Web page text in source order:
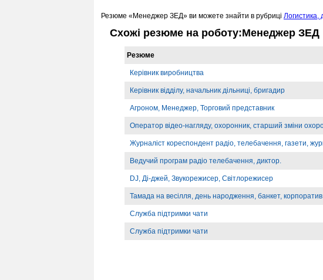
Резюме «Менеджер ЗЕД» ви можете знайти в рубриці Логистика,
Схожі резюме на роботу:Менеджер ЗЕД
Резюме
Керівник виробництва
Керівник відділу, начальник дільниці, бригадир
Агроном, Менеджер, Торговий представник
Оператор відео-нагляду, охоронник, старший зміни
Журналіст кореспондент радіо, телебачення, газети,
Ведучий програм радіо телебачення, диктор.
DJ, Ді-джей, Звукорежисер, Світлорежисер
Тамада на весілля, день народження, банкет, корпоратив
Служба підтримки чати
Служба підтримки чати